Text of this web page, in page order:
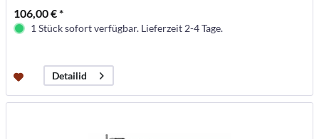
106,00 € *
1 Stück sofort verfügbar. Lieferzeit 2-4 Tage.
Detailid